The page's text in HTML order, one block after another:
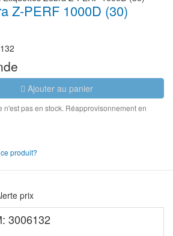
Z-PERF 1000D (30)
Ajouter au panier
n'est pas en stock. Réapprovisonnement en
produit?
prix
3006132